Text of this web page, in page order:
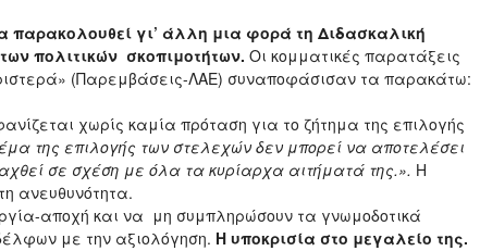
παρακολουθεί γι’ άλλη μια φορά τη Διδασκαλική
πολιτικών σκοπιμοτήτων. Οι κομματικές παρατάξεις
(Παρεμβάσεις-ΛΑΕ) συναποφάσισαν τα παρακάτω:
χωρίς καμία πρόταση για το ζήτημα της επιλογής
της επιλογής των στελεχών δεν μπορεί να αποτελέσει
σε σχέση με όλα τα κυρίαρχα αιτήματά της.». Η
ανευθυνότητα.
αποχή και να μη συμπληρώσουν τα γνωμοδοτικά
με την αξιολόγηση. Η υποκρισία στο μεγαλείο της.